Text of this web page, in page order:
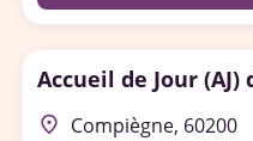
Accueil de Jour
place Compiègne, 60200